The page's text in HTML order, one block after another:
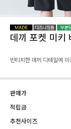
데끼 포켓 미키
빈티지한 데끼 디테일에
판매가
적립금
추천사이즈